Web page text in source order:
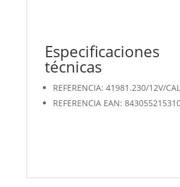
Especificaciones
técnicas
REFERENCIA: 41981.230/12V/CAL
REFERENCIA EAN: